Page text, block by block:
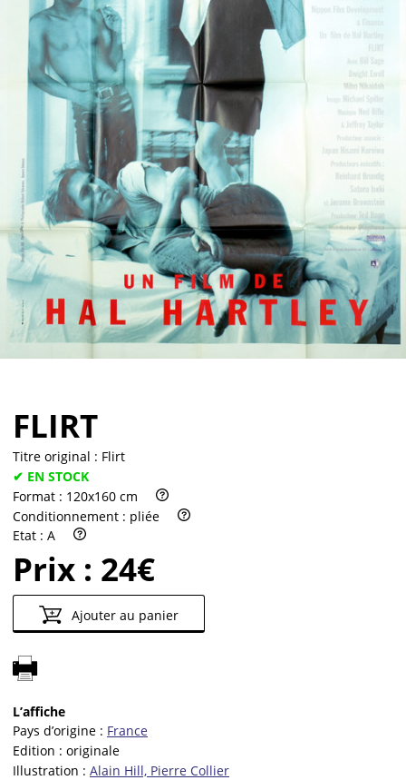
Vendre
FLIRT
Titre original : Flirt
✔ EN STOCK
Format : 120x160 cm
Conditionnement : pliée
Etat : A
Prix : 24€
Ajouter au panier
L’affiche
Pays d’origine : France
Edition : originale
Illustration : Alain Hill, Pierre Collier